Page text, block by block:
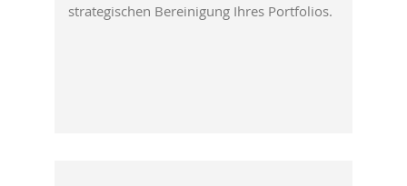
strategischen Bereinigung Ihres Portfolios.